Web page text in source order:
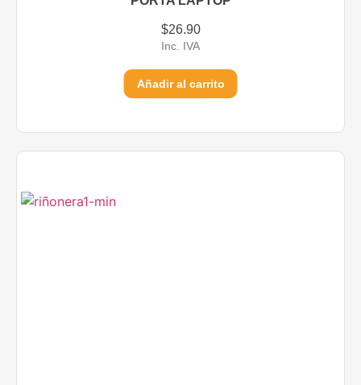
$26.90
Inc. IVA
Añadir al carrito